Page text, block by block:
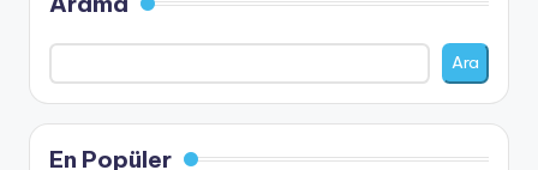
Ara
En Popüler